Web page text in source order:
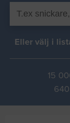
Eller välj i
15